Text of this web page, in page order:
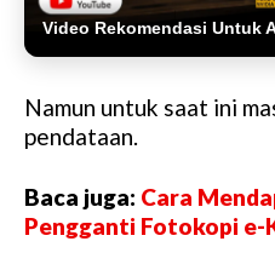
Video Rekomendasi Untuk
Namun untuk saat ini
pendataan.
Baca juga: Cara
Pengganti Fotokopi e-